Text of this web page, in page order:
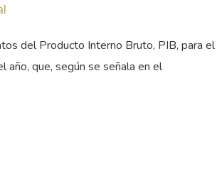
del Producto Interno Bruto, PIB, para el
año, que, según se señala en el